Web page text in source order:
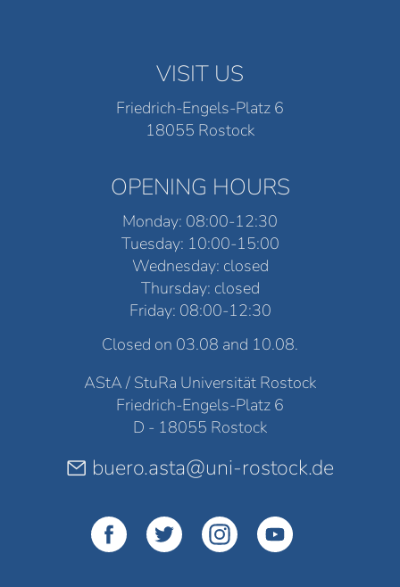
VISIT US
Friedrich-Engels-Platz 6
18055 Rostock
OPENING HOURS
Monday: 08:00-12:30
Tuesday: 10:00-15:00
Wednesday: closed
Thursday: closed
Friday: 08:00-12:30
Closed on 03.08 and 10.08.
AStA / StuRa Universität Rostock
Friedrich-Engels-Platz 6
D - 18055 Rostock
buero.asta@uni-rostock.de